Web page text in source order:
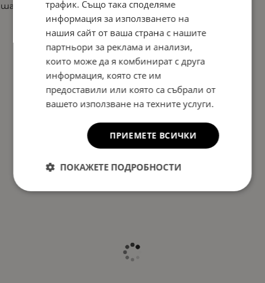
шарен
трафик. Също така споделяме
информация за използването на
нашия сайт от ваша страна с нашите
партньори за реклама и анализи,
които може да я комбинират с друга
информация, която сте им
предоставили или която са събрали от
вашето използване на техните услуги.
ПРИЕМЕТЕ ВСИЧКИ
ПОКАЖЕТЕ ПОДРОБНОСТИ